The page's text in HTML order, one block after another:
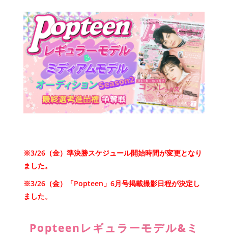
※3/26（金）準決勝スケジュール開始時間が変更となり
ました。
※3/26（金）「Popteen」6月号掲載撮影日程が決定し
ました。
Popteenレギュラーモデル&ミ